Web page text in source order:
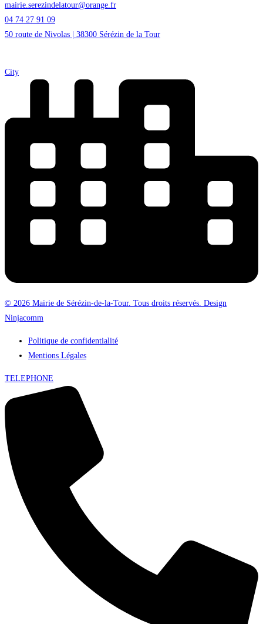
mairie.serezindelatour@orange.fr
04 74 27 91 09
50 route de Nivolas | 38300 Sérézin de la Tour
City
© 2026 Mairie de Sérézin-de-la-Tour. Tous droits réservés. Design
Ninjacomm
Politique de confidentialité
Mentions Légales
TELEPHONE